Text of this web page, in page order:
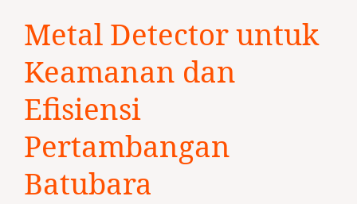
Metal Detector untuk
Keamanan dan
Efisiensi
Pertambangan
Batubara
Detector
Keamanan
Efisiensi
Pertambangan
Batubara